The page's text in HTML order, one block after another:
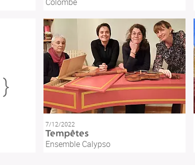
7/12/2022
Tempêtes
Ensemble Calypso